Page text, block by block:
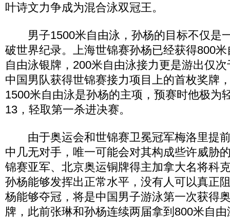
叶诗文力争成为混合泳双冠王。
男子1500米自由泳，孙杨的目标不仅是
破世界纪录。上海世锦赛孙杨已经获得800
自由泳银牌，200米自由泳接力更是游出仅
中国男队获得世锦赛接力项目上的首枚奖牌
1500米自由泳是孙杨的主项，预赛时他极为
13，轻取第一杀进决赛。
由于奥运会和世锦赛卫冕冠军梅洛里提
中几无对手，唯一可能会对其构成些许威胁
锦赛亚军、北京奥运铜牌得主加拿大名将科
孙杨能够发挥出正常水平，没有人可以真正
杨能够夺冠，将是中国男子游泳第一次获得
牌，此前张琳和孙杨连续两届拿到800米自